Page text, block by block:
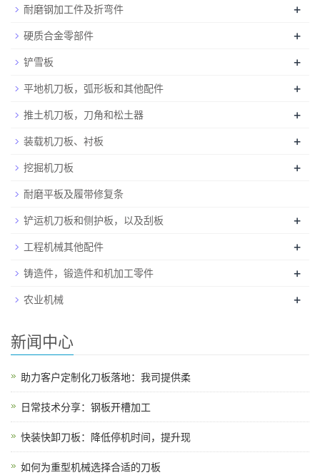
耐磨钢加工件及折弯件
+
硬质合金零部件 +
铲雪板 +
平地机刀板，弧形板和其他配件 +
推土机刀板，刀角和松土器 +
装载机刀板、衬板 +
挖掘机刀板 +
耐磨平板及履带修复条
铲运机刀板和侧护板，以及刮板
+
工程机械其他配件 +
铸造件，锻造件和机加工零件 +
农业机械 +
新闻中心
助力客户定制化刀板落地：我司提供柔
日常技术分享：钢板开槽加工
快装快卸刀板：降低停机时间，提升现
如何为重型机械选择合适的刀板